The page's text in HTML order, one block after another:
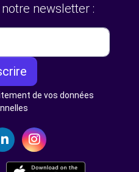
newsletter :
de vos données